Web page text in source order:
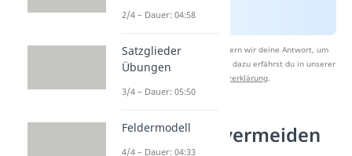
Nach Beantwortung speichern wir deine Antwort, um
Studyflix zu verbessern. Mehr dazu erfährst du in unserer
Datenschutzerklärung.
„und dass“ vermeiden
2/4 – Dauer: 04:58
Satzglieder
Übungen
3/4 – Dauer: 05:50
Feldermodell
4/4 – Dauer: 04:33